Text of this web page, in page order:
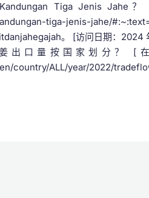
Tiga Jenis Jahe
tiga-jenis-jahe/
。 [访问日期：2024
姜出口量按国家划分？ [
country/ALL/year/2022/